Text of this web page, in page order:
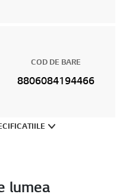
COD DE BARE
8806084194466
lumea